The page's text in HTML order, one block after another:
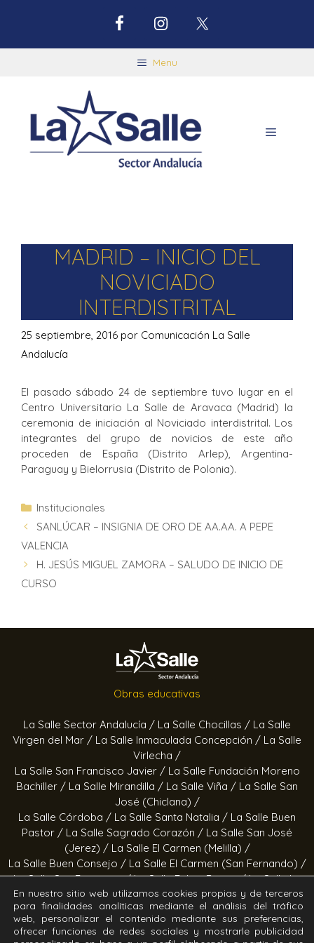
Menu
MADRID – INICIO DEL
NOVICIADO
INTERDISTRITAL
25 septiembre, 2016 por Comunicación La Salle
Andalucía
El pasado sábado 24 de septiembre tuvo lugar en el
Centro Universitario La Salle de Aravaca (Madrid) la
ceremonia de iniciación al Noviciado interdistrital. Los
integrantes del grupo de novicios de este año
proceden de España (Distrito Arlep), Argentina-
Paraguay y Bielorrusia (Distrito de Polonia).
Institucionales
SANLÚCAR – INSIGNIA DE ORO DE AA.AA. A PEPE
VALENCIA
H. JESÚS MIGUEL ZAMORA – SALUDO DE INICIO DE
CURSO
Obras educativas
La Salle Sector Andalucía / La Salle Chocillas / La Salle
Virgen del Mar / La Salle Inmaculada Concepción / La Salle
Virlecha /
La Salle San Francisco Javier / La Salle Fundación Moreno
Bachiller / La Salle Mirandilla / La Salle Viña / La Salle San
José (Chiclana) /
La Salle Córdoba / La Salle Santa Natalia / La Salle Buen
Pastor / La Salle Sagrado Corazón / La Salle San José
(Jerez) / La Salle El Carmen (Melilla) /
La Salle Buen Consejo / La Salle El Carmen (San Fernando) /
La Salle San Francisco /La Salle Felipe Benito /La Salle La
Purísima
Obras socioeducativas
En nuestro sitio web utilizamos cookies propias y de terceros
para finalidades analíticas mediante el análisis del tráfico
web, personalizar el contenido mediante sus preferencias,
ofrecer funciones de redes sociales y mostrarle publicidad